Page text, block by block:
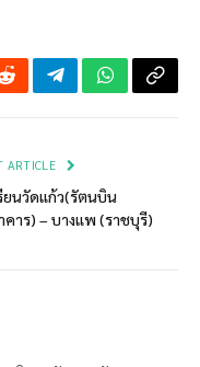
RedditTelegramWhatsApp
Copy
ARTICLE
รียนวัดแก้ว(รัตนบิน
คาร) – บางแพ (ราชบุรี)